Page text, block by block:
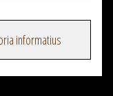
informatius